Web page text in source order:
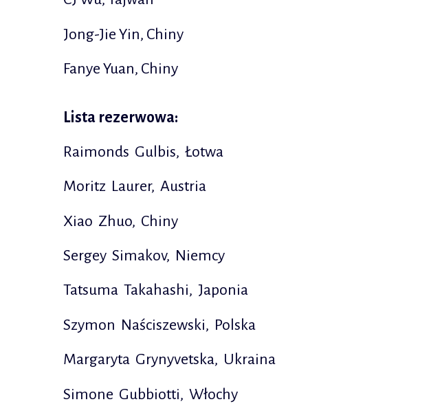
Jong-Jie Yin, Chiny
Fanye Yuan, Chiny
Lista rezerwowa:
Raimonds Gulbis, Łotwa
Moritz Laurer, Austria
Xiao Zhuo, Chiny
Sergey Simakov, Niemcy
Tatsuma Takahashi, Japonia
Szymon Naściszewski, Polska
Margaryta Grynyvetska, Ukraina
Simone Gubbiotti, Włochy